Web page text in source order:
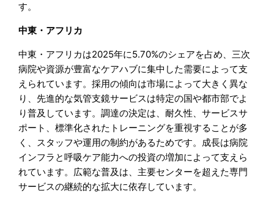
す。
中東・アフリカ
中東・アフリカは2025年に5.70%のシェアを占め、三次
病院や資源が豊富なケアハブに集中した需要によって支
えられています。採用の傾向は市場によって大きく異な
り、先進的な気管支鏡サービスは特定の国や都市部でよ
り普及しています。調達の決定は、耐久性、サービスサ
ポート、標準化されたトレーニングを重視することが多
く、スタッフや運用の制約があるためです。成長は病院
インフラと呼吸ケア能力への投資の増加によって支えら
れています。広範な普及は、主要センターを超えた専門
サービスの継続的な拡大に依存しています。